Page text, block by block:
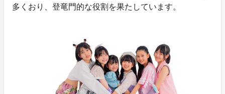
多くおり、登竜門的な役割を果たしています。